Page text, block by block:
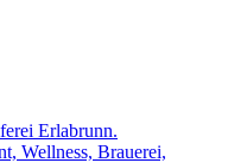
Erlabrunn.
Wellness, Brauerei,